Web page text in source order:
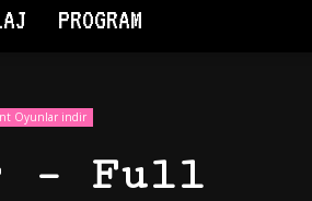
PROGRAM
Oyunlar indir
– Full